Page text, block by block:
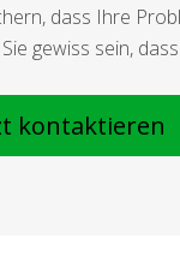
dass Ihre
gewiss sein,
kontaktieren